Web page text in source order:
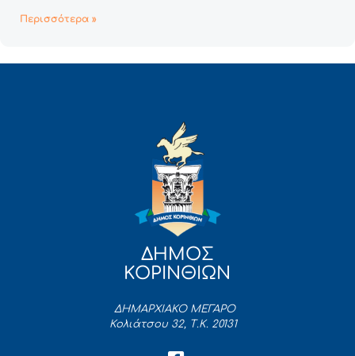
Περισσότερα »
ΔΗΜΟΣ
ΚΟΡΙΝΘΙΩΝ
ΔΗΜΑΡΧΙΑΚΟ ΜΕΓΑΡΟ
Κολιάτσου 32, Τ.Κ. 20131